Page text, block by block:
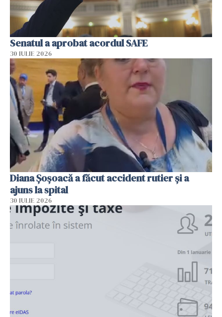
Senatul a aprobat acordul SAFE
30 IULIE 2026
Diana Șoșoacă a făcut accident rutier și a
ajuns la spital
30 IULIE 2026